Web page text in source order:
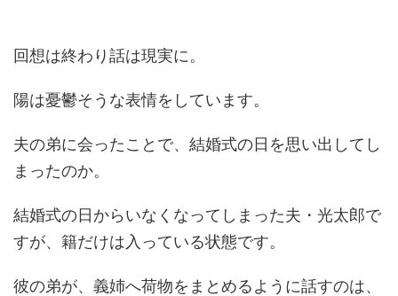
回想は終わり話は現実に。
陽は憂鬱そうな表情をしています。
夫の弟に会ったことで、結婚式の日を思い出してし
まったのか。
結婚式の日からいなくなってしまった夫・光太郎で
すが、籍だけは入っている状態です。
彼の弟が、義姉へ荷物をまとめるように話すのは、